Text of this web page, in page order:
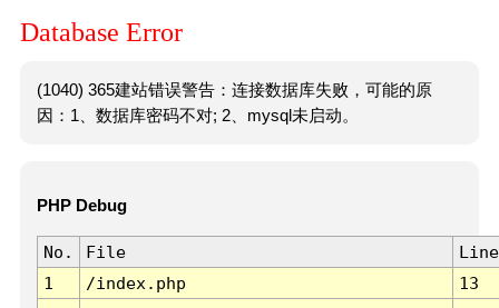
Database Error
(1040) 365建站错误警告：连接数据库失败，可能的原
因：1、数据库密码不对; 2、mysql未启动。
PHP Debug
No. File
Line
1
/index.php 13